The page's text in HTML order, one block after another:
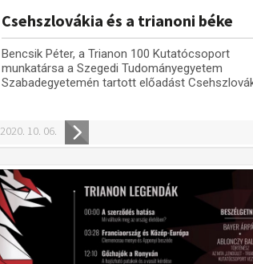
Csehszlovákia és a trianoni béke
Bencsik Péter, a Trianon 100 Kutatócsoport
munkatársa a Szegedi Tudományegyetem
Szabadegyetemén tartott előadást
2020. 10. 06.